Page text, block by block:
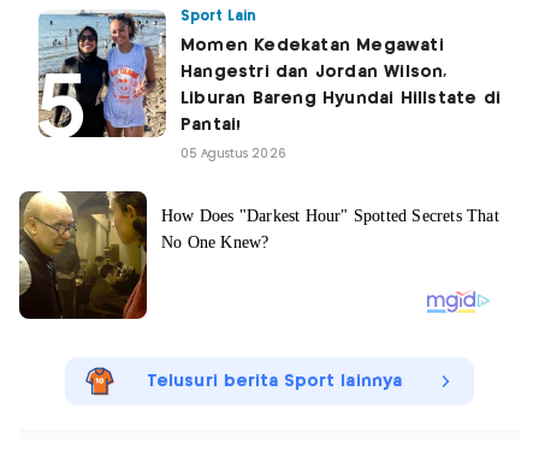
Sport Lain
Momen Kedekatan Megawati
Hangestri dan Jordan Wilson,
Liburan Bareng Hyundai Hillstate di
Pantai!
05 Agustus 2026
Telusuri berita Sport lainnya